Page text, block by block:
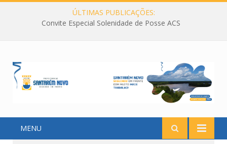
ÚLTIMAS PUBLICAÇÕES:
Convite Especial Solenidade de Posse ACS
MENU